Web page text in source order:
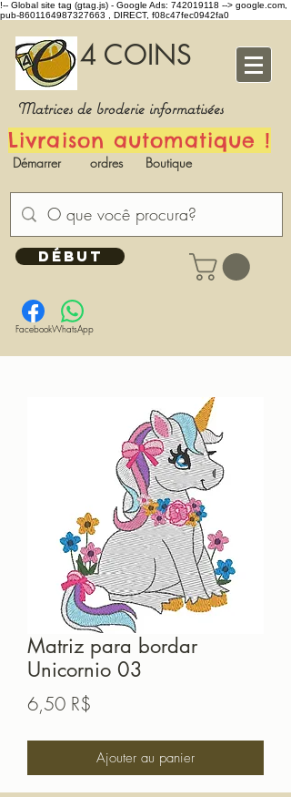
!-- Global site tag (gtag.js) - Google Ads: 742019118 --> google.com,
pub-8601164987327663 , DIRECT, f08c47fec0942fa0
4 COINS
Matrices de broderie informatisées
Livraison automatique !
Démarrer ordres Boutique
DÉBUT
FacebookWhatsApp
Matriz para bordar
Unicornio 03
6,50 R$
Ajouter au panier